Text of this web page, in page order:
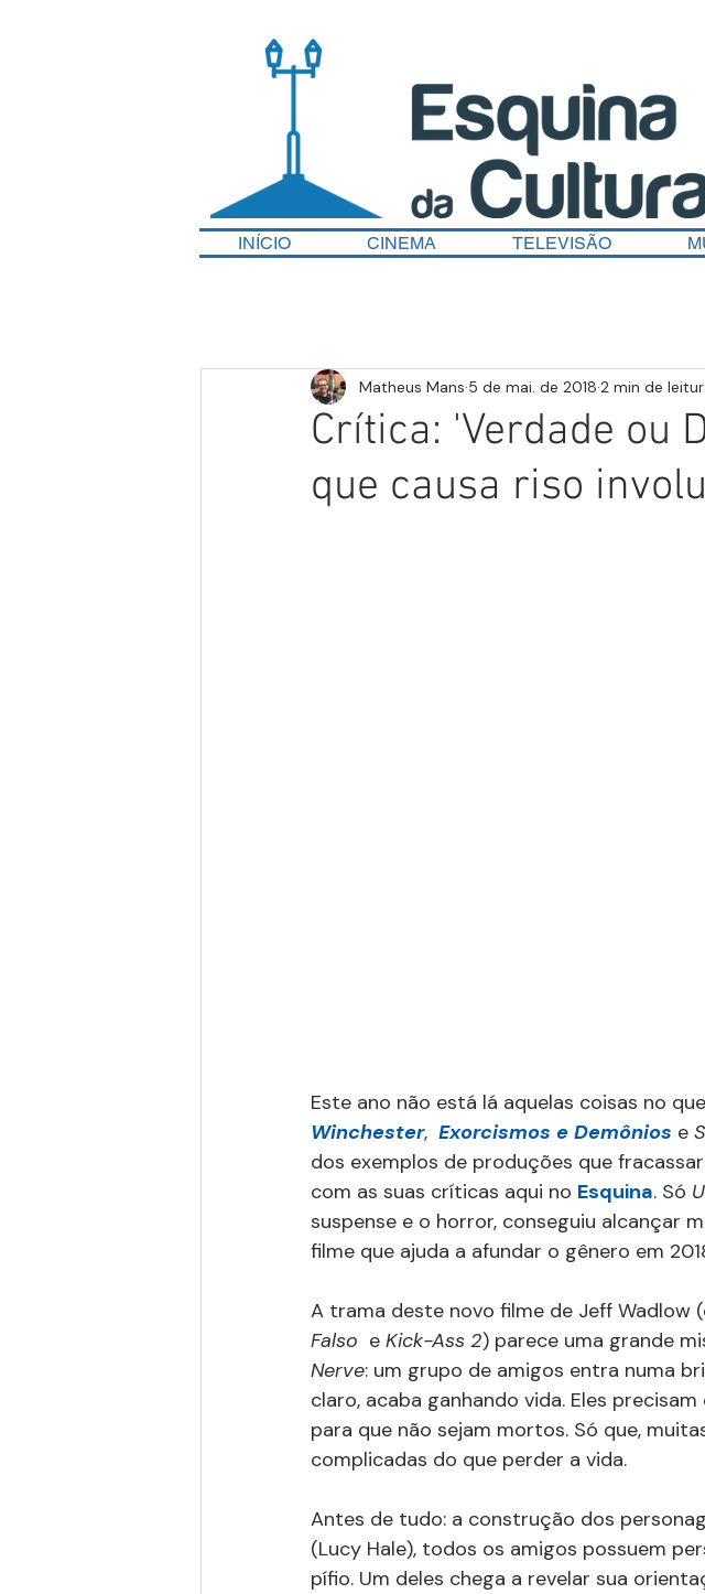
INÍCIO CINEMA TELEVISÃO
Crítica: 'Verdade ou
que causa riso
Matheus Mans 5 de mai. de 2018 2 min de
Este ano não está lá aquelas coisas no
Winchester, Exorcismos e Demônios e
dos exemplos de produções que
com as suas críticas aqui no Esquina. Só
suspense e o horror, conseguiu alcançar
filme que ajuda a afundar o gênero em
A trama deste novo filme de Jeff Wadlow
Falso e Kick-Ass 2) parece uma grande
Nerve: um grupo de amigos entra numa
claro, acaba ganhando vida. Eles
para que não sejam mortos. Só que,
complicadas do que perder a vida.
Antes de tudo: a construção dos
(Lucy Hale), todos os amigos possuem
pífio. Um deles chega a revelar sua